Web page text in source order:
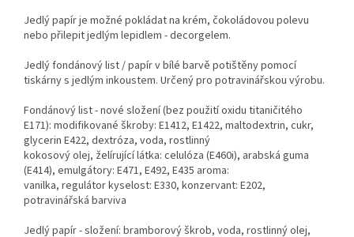
Jedlý papír je možné pokládat na krém, čokoládovou polevu
nebo přilepit jedlým lepidlem - decorgelem.
Jedlý fondánový list / papír v bílé barvě potištěny pomocí
tiskárny s jedlým inkoustem. Určený pro potravinářskou výrobu.
Fondánový list - nové složení (bez použití oxidu titaničitého
E171): modifikované škroby: E1412, E1422, maltodextrin, cukr,
glycerin E422, dextróza, voda, rostlinný
kokosový olej, želírující látka: celulóza (E460i), arabská guma
(E414), emulgátory: E471, E492, E435 aroma:
vanilka, regulátor kyselost: E330, konzervant: E202,
potravinářská barviva
Jedlý papír - složení: bramborový škrob, voda, rostlinný olej,